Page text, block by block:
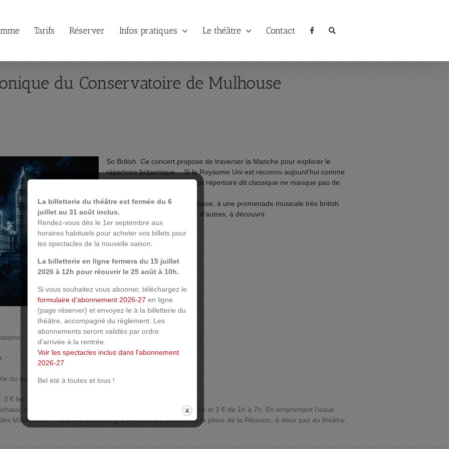
Tarifs Réserver Infos pratiques Le théâtre Contact
du Conservatoire de Mulhouse
So British. Ce concert propose de traverser la Manche pour explorer le
répertoire britannique… Si le Royaume Uni est reconnu aujourd’hui comme
une terre de musique pop, son répertoire dit classique ne manque pas de
Préparez-vous, à l’heure anglaise, à une promenade musicale très british
avec des œuvres célèbres et d’autres, à découvrir.
ou sur place.Plus d’infos
€ les 4h,
ouvert tous les jours 24h sur 24h. Forfait 1 € de 19h à 1h et 2 € de 1h à 7h. En empruntant l’issue
Maréchaux », la sortie du parking s’effectue à proximité de la place de la Réunion, à deux pas du théâtre.
La billetterie du théâtre est fermée du 6
juillet au 31 août inclus.
Rendez-vous dès le 1er septembre aux
horaires habituels pour acheter vos billets pour
les spectacles de la nouvelle saison.
La billetterie en ligne fermera du 15 juillet
2026 à 12h pour réouvrir le 25 août à 10h.
Si vous souhaitez vous abonner, téléchargez le
formulaire d’abonnement 2026-27 en ligne
(page réserver) et envoyez-le à la billetterie du
théâtre, accompagné du règlement. Les
abonnements seront validés par ordre
d'arrivée à la rentrée.
Voir les spectacles inclus dans l'abonnement
2026-27
Bel été à toutes et tous !